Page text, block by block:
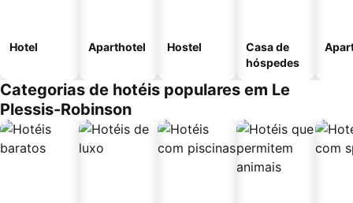
Hotel Aparthotel Hostel
Casa de
hóspedes
Categorias de hotéis populares em Le
Plessis-Robinson